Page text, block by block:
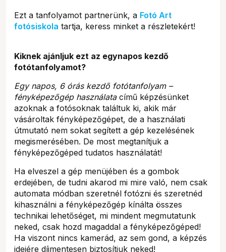
Ezt a tanfolyamot partnerünk, a Fotó Art
fotósiskola tartja, keress minket a részletekért!
Kiknek ajánljuk ezt az egynapos kezdő
fotótanfolyamot?
Egy napos, 6 órás kezdő fotótanfolyam –
fényképezőgép használatacímű képzésünket
azoknak a fotósoknak találtuk ki, akik már
vásároltak fényképezőgépet, de a használati
útmutató nem sokat segített a gép kezelésének
megismerésében. De most megtanítjuk a
fényképezőgéped tudatos használatát!
Ha elveszel a gép menüjében és a gombok
erdejében, de tudni akarod mi mire való, nem csak
automata módban szeretnél fotózni és szeretnéd
kihasználni a fényképezőgép kínálta összes
technikai lehetőséget, mi mindent megmutatunk
neked, csak hozd magaddal a fényképezőgéped!
Ha viszont nincs kamerád, az sem gond, a képzés
idejére díjmentesen biztosítjuk neked!